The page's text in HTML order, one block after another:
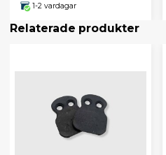
1-2 vardagar
Relaterade produkter